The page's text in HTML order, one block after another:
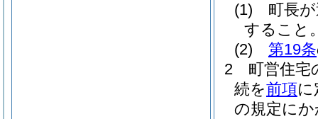
(1)
町長
すること
(2)
第19条
2
町営住宅
続を前項
の規定に